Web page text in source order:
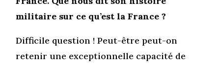
militaire sur ce qu’est la France ?
Difficile question ! Peut-être peut-on
retenir une exceptionnelle capacité de